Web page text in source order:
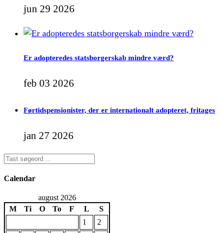
jun 29 2026
Er adopteredes statsborgerskab mindre værd?
feb 03 2026
Førtidspensionister, der er internationalt adopteret, fritages
jan 27 2026
Calendar
august 2026
M
Ti O To F L
S
1
2